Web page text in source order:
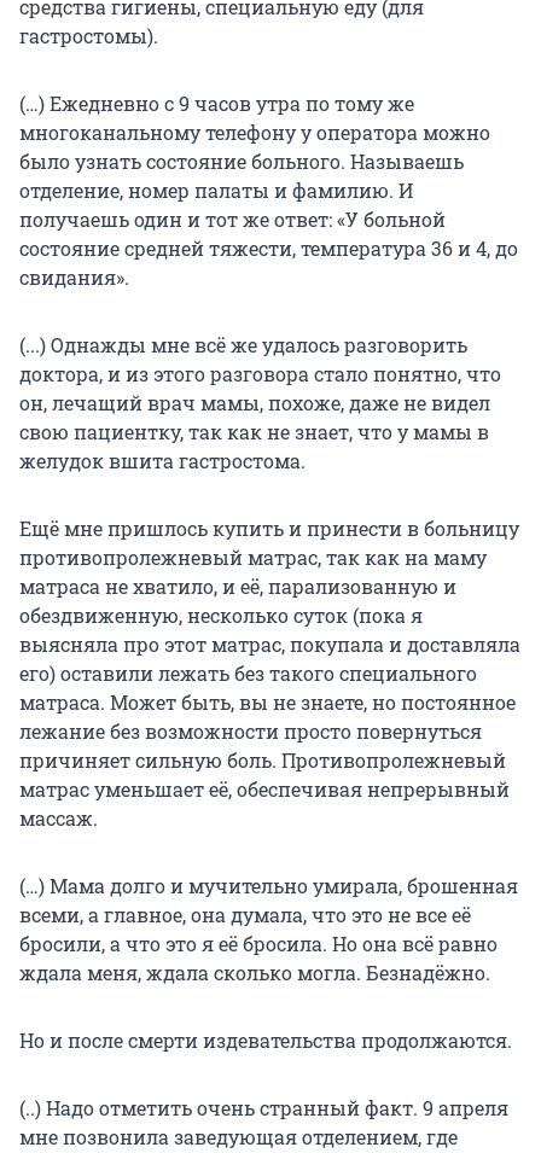
средства гигиены, специальную еду (для
гастростомы).
(…) Ежедневно с 9 часов утра по тому же
многоканальному телефону у оператора можно
было узнать состояние больного. Называешь
отделение, номер палаты и фамилию. И
получаешь один и тот же ответ: «У больной
состояние средней тяжести, температура 36 и 4, до
свидания».
(...) Однажды мне всё же удалось разговорить
доктора, и из этого разговора стало понятно, что
он, лечащий врач мамы, похоже, даже не видел
свою пациентку, так как не знает, что у мамы в
желудок вшита гастростома.
Ещё мне пришлось купить и принести в больницу
противопролежневый матрас, так как на маму
матраса не хватило, и её, парализованную и
обездвиженную, несколько суток (пока я
выясняла про этот матрас, покупала и доставляла
его) оставили лежать без такого специального
матраса. Может быть, вы не знаете, но постоянное
лежание без возможности просто повернуться
причиняет сильную боль. Противопролежневый
матрас уменьшает её, обеспечивая непрерывный
массаж.
(…) Мама долго и мучительно умирала, брошенная
всеми, а главное, она думала, что это не все её
бросили, а что это я её бросила. Но она всё равно
ждала меня, ждала сколько могла. Безнадёжно.
Но и после смерти издевательства продолжаются.
(..) Надо отметить очень странный факт. 9 апреля
мне позвонила заведующая отделением, где